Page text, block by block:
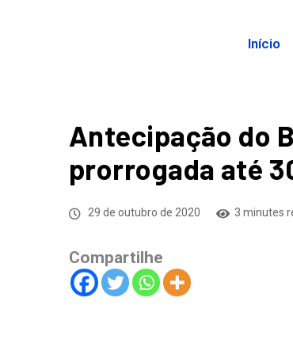
Início
Antecipação do
prorrogada até
29 de outubro de 2020 3 minutes
Compartilhe